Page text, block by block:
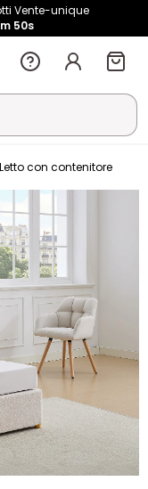
Vente-unique
50s
Letto con contenitore